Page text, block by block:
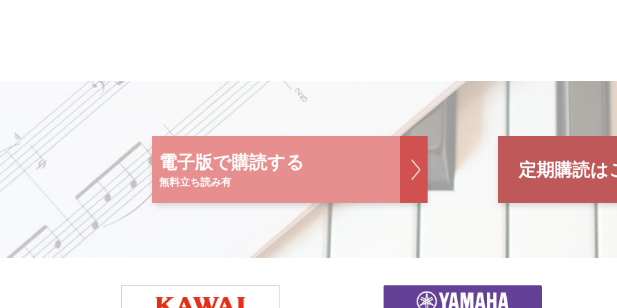
電子版で購読する
無料立ち読み有
定期購読は